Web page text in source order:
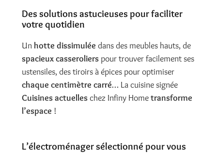
Des solutions astucieuses pour faciliter
votre quotidien
Un hotte dissimulée dans des meubles hauts, de
spacieux casserolierspour trouver facilement ses
ustensiles, des tiroirs à épices pour optimiser
chaque centimètre carré… La cuisine signée
Cuisines actuelleschez Infiny Hometransforme
l’espace !
L’électroménager sélectionné pour vous